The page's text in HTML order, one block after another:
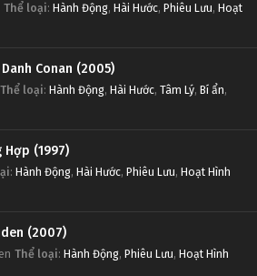
Thể loại: Hành Động, Hài Hước, Phiêu Lưu, Hoạt
Conan (2005)
Thể loại: Hành Động, Hài Hước, Tâm Lý, Bí ẩn,
Hợp (1997)
: Hành Động, Hài Hước, Phiêu Lưu, Hoạt Hình
(2007)
Thể loại: Hành Động, Phiêu Lưu, Hoạt Hình